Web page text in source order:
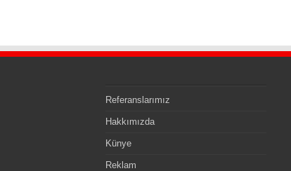
Referanslarımız
Hakkımızda
Künye
Reklam